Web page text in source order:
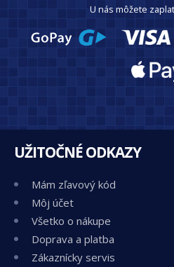
U nás môžete
UŽITOČNÉ ODKAZY
Mám zľavový kód
Môj účet
Všetko o nákupe
Doprava a platba
Zákaznícky servis